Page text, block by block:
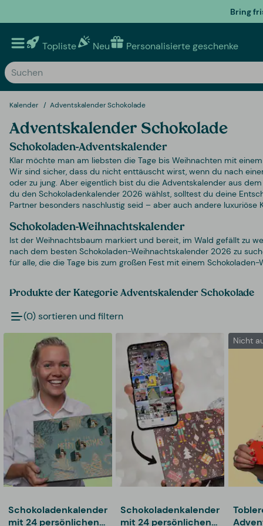
Bring
Topliste Neu Personalisierte geschenke
Kalender Adventskalender Schokolade
Adventskalender Schokolade
Schokoladen-Adventskalender
Klar möchte man am liebsten die Tage bis Weihnachten mit
Wir sind sicher, dass du nicht enttäuscht wirst, wenn du nach
oder zu jung. Aber eigentlich bist du die Adventskalender aus
du den Schokoladenkalender 2026 wählst, solltest du deine
Partner besonders naschlustig seid – aber auch andere
Schokoladen-Weihnachtskalender
Ist der Weihnachtsbaum markiert und bereit, im Wald gefällt zu
nach dem besten Schokoladen-Weihnachtskalender 2026 zu
für alle, die die Tage bis zum großen Fest mit einem
Produkte der Kategorie Adventskalender Schokolade
(0) sortieren und filtern
Schokoladenkalender
mit 24 persönlichen
Schokoladenkalender
mit 24 persönlichen
Nicht